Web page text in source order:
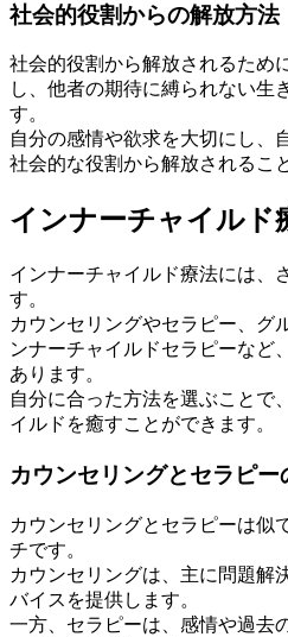
社会的役割からの解放方法
社会的役割から解放されるため
し、他者の期待に縛られない生
す。
自分の感情や欲求を大切にし、
社会的な役割から解放されるこ
インナーチャイルド
インナーチャイルド療法には、
す。
カウンセリングやセラピー、グ
ンナーチャイルドセラピーなど
あります。
自分に合った方法を選ぶことで
イルドを癒すことができます。
カウンセリングとセラピー
カウンセリングとセラピーは似
チです。
カウンセリングは、主に問題解
バイスを提供します。
一方、セラピーは、感情や過去